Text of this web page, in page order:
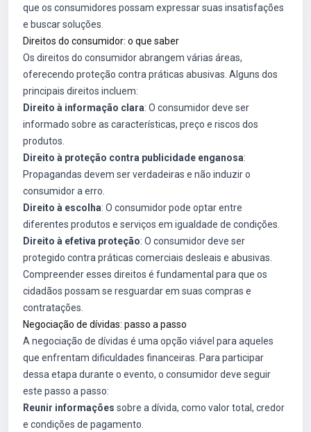
que os consumidores possam expressar suas insatisfações
e buscar soluções.
Direitos do consumidor: o que saber
Os direitos do consumidor abrangem várias áreas,
oferecendo proteção contra práticas abusivas. Alguns dos
principais direitos incluem:
Direito à informação clara: O consumidor deve ser
informado sobre as características, preço e riscos dos
produtos.
Direito à proteção contra publicidade enganosa:
Propagandas devem ser verdadeiras e não induzir o
consumidor a erro.
Direito à escolha: O consumidor pode optar entre
diferentes produtos e serviços em igualdade de condições.
Direito à efetiva proteção: O consumidor deve ser
protegido contra práticas comerciais desleais e abusivas.
Compreender esses direitos é fundamental para que os
cidadãos possam se resguardar em suas compras e
contratações.
Negociação de dívidas: passo a passo
A negociação de dívidas é uma opção viável para aqueles
que enfrentam dificuldades financeiras. Para participar
dessa etapa durante o evento, o consumidor deve seguir
este passo a passo:
Reunir informações sobre a dívida, como valor total, credor
e condições de pagamento.